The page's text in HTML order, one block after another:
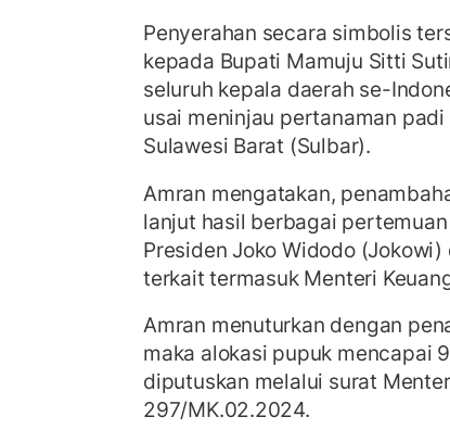
Penyerahan secara simbolis
kepada Bupati Mamuju Sitti
seluruh kepala daerah se-
usai meninjau pertanaman
Sulawesi Barat (Sulbar).
Amran mengatakan,
lanjut hasil berbagai
Presiden Joko Widodo
terkait termasuk Menteri
Amran menuturkan dengan
maka alokasi pupuk mencapai
diputuskan melalui surat
297/MK.02.2024.